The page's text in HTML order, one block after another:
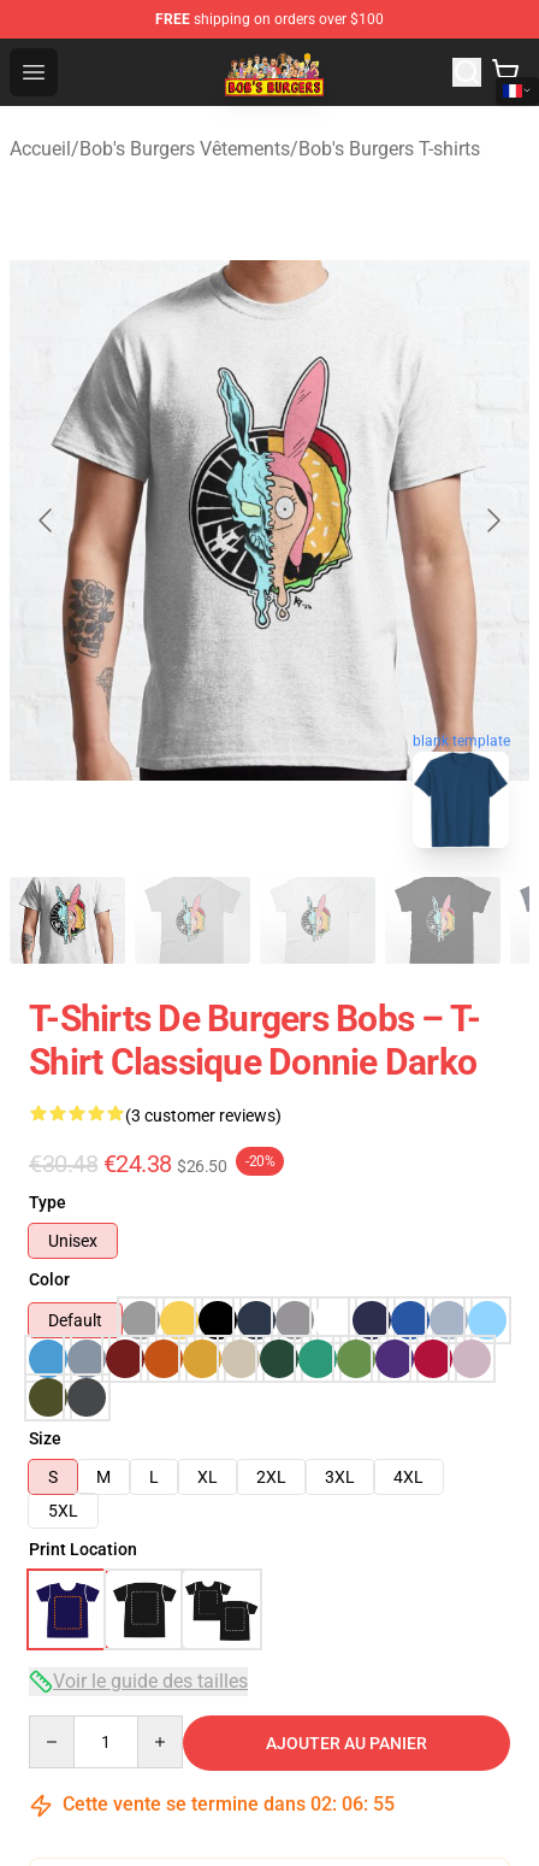
FREE shipping on orders over $100
Open menu
Bob's Burgers Store - Official Bob's Burgers Merchandise
Accueil/Bob's Burgers Vêtements/Bob's Burgers T-shirts
blank template
T-Shirts De Burgers Bobs – T-
Shirt Classique Donnie Darko
(3 customer reviews)
€30.48 €24.38 $26.50 -20%
Type
Unisex
Color
Default
Size
S
M L XL 2XL 3XL
4XL
5XL
Print Location
Voir le guide des tailles
AJOUTER AU PANIER
Cette vente se termine dans 02: 06: 54